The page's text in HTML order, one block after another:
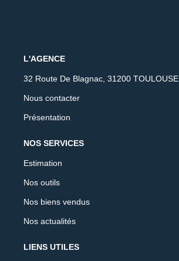
L'AGENCE
32 Route De Blagnac, 31200 TOULOUSE
Nous contacter
Présentation
NOS SERVICES
Estimation
Nos outils
Nos biens vendus
Nos actualités
LIENS UTILES